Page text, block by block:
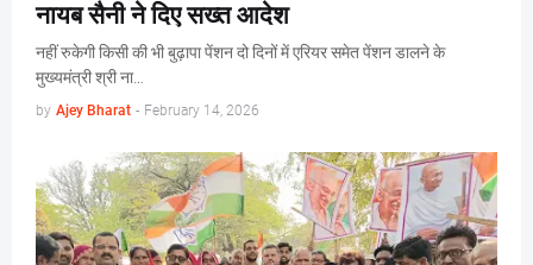
नायब सैनी ने दिए सख्त आदेश
नहीं रुकेगी किसी की भी बुढ़ापा पेंशन दो दिनों में एरियर समेत पेंशन डालने के
मुख्यमंत्री श्री ना…
by Ajey Bharat - February 14, 2026